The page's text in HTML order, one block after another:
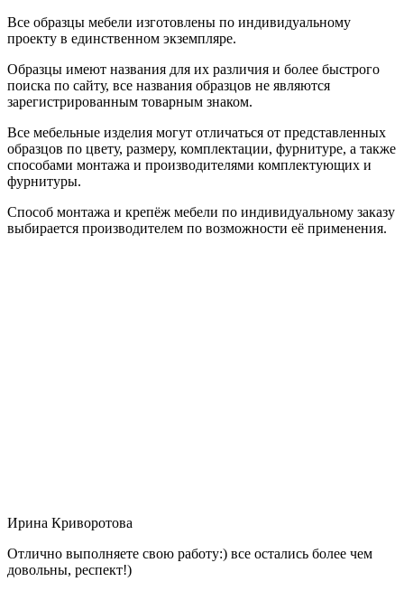
Все образцы мебели изготовлены по индивидуальному
проекту в единственном экземпляре.
Образцы имеют названия для их различия и более быстрого
поиска по сайту, все названия образцов не являются
зарегистрированным товарным знаком.
Все мебельные изделия могут отличаться от представленных
образцов по цвету, размеру, комплектации, фурнитуре, а также
способами монтажа и производителями комплектующих и
фурнитуры.
Способ монтажа и крепёж мебели по индивидуальному заказу
выбирается производителем по возможности её применения.
Ирина Криворотова
Отлично выполняете свою работу:) все остались более чем
довольны, респект!)